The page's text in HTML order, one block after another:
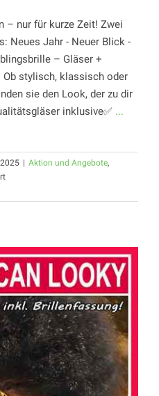
– nur für kurze Zeit! Zwei
Neues Jahr - Neuer Blick -
– Gläser +
stylisch, klassisch oder
sie den Look, der zu dir
inklusive✅ ...
| Aktion und Angebote,
für
JAHR,